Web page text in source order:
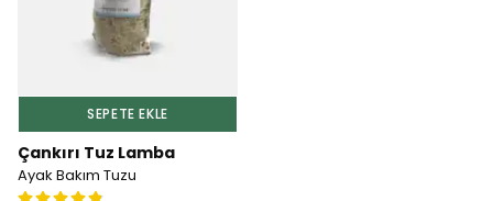
SEPETE EKLE
Çankırı Tuz Lamba
Ayak Bakım Tuzu